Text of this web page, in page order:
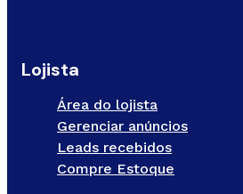
Lojista
Área do lojista
Gerenciar anúncios
Leads recebidos
Compre Estoque